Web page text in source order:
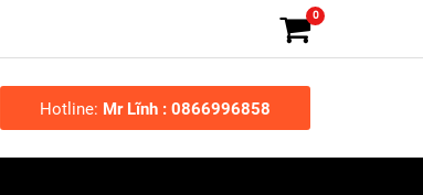
0
Hotline: Mr Lĩnh : 0866996858